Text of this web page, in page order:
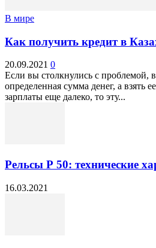
В мире
Как получить кредит в
20.09.2021 0
Если вы столкнулись с проблемой,
определенная сумма денег, а взять
зарплаты еще далеко, то эту...
Рельсы Р 50: технические
16.03.2021